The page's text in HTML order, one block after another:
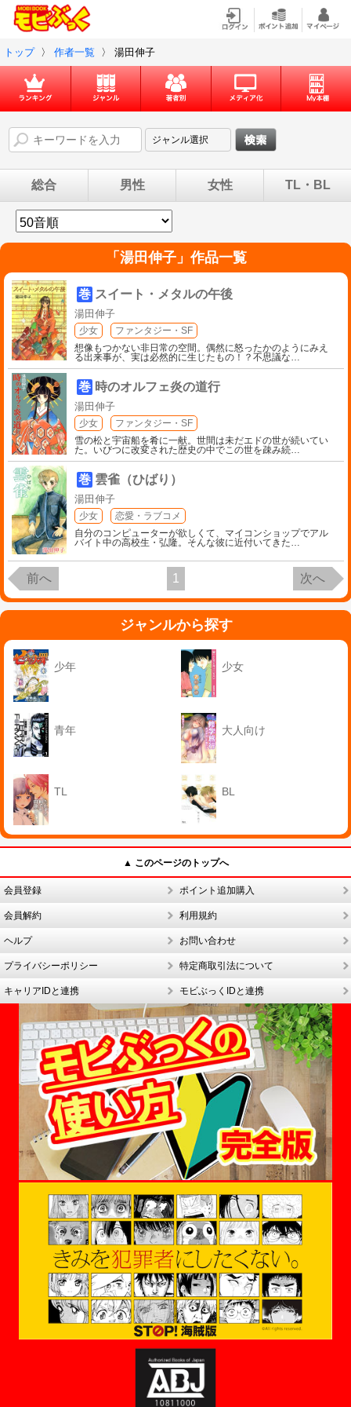
トップ 〉 作者一覧 〉 湯田伸子
総合 男性 女性 TL・BL
「 湯田伸子」作品一覧
巻 スイート・メタルの午後
湯田伸子
少女
ファンタジー・SF
想像もつかない非日常の空間。偶然に怒ったかのようにみえ
る出来事が、実は必然的に生じたもの！？不思議な…
巻 時のオルフェ炎の道行
湯田伸子
少女
ファンタジー・SF
雪の松と宇宙船を肴に一献。世間は未だエドの世が続いてい
た。いびつに改変された歴史の中でこの世を疎み続…
巻 雲雀（ひばり）
湯田伸子
少女
恋愛・ラブコメ
自分のコンピューターが欲しくて、マイコンショップでアル
バイト中の高校生・弘隆。そんな彼に近付いてきた…
前へ 1 次へ
ジャンルから探す
少年 少女
青年 大人向け
TL BL
▲ このページのトップへ
会員登録 ポイント追加購入
会員解約 利用規約
ヘルプ お問い合わせ
プライバシーポリシー 特定商取引法について
キャリアIDと連携 モビぶっくIDと連携